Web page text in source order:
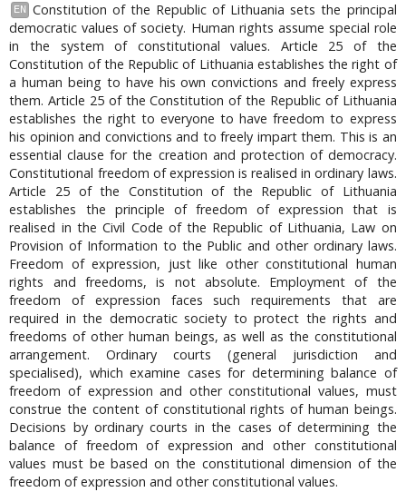
EN
Constitution of the Republic of Lithuania sets the principal
democratic values of society. Human rights assume special role
in the system of constitutional values. Article 25 of the
Constitution of the Republic of Lithuania establishes the right of
a human being to have his own convictions and freely express
them. Article 25 of the Constitution of the Republic of Lithuania
establishes the right to everyone to have freedom to express
his opinion and convictions and to freely impart them. This is an
essential clause for the creation and protection of democracy.
Constitutional freedom of expression is realised in ordinary laws.
Article 25 of the Constitution of the Republic of Lithuania
establishes the principle of freedom of expression that is
realised in the Civil Code of the Republic of Lithuania, Law on
Provision of Information to the Public and other ordinary laws.
Freedom of expression, just like other constitutional human
rights and freedoms, is not absolute. Employment of the
freedom of expression faces such requirements that are
required in the democratic society to protect the rights and
freedoms of other human beings, as well as the constitutional
arrangement. Ordinary courts (general jurisdiction and
specialised), which examine cases for determining balance of
freedom of expression and other constitutional values, must
construe the content of constitutional rights of human beings.
Decisions by ordinary courts in the cases of determining the
balance of freedom of expression and other constitutional
values must be based on the constitutional dimension of the
freedom of expression and other constitutional values.